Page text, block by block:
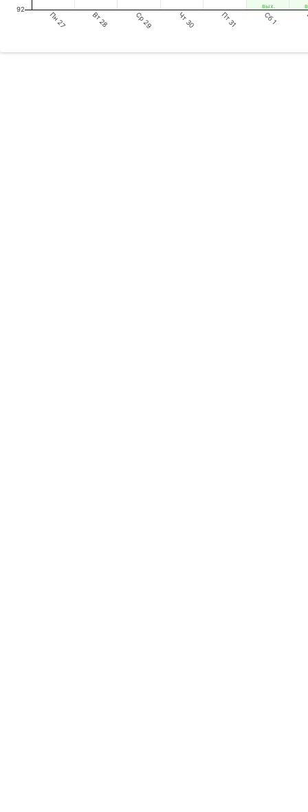
вых.
Пн 27 Вт 28 Ср 29 Чт 30 Пт 31 Сб 1
92